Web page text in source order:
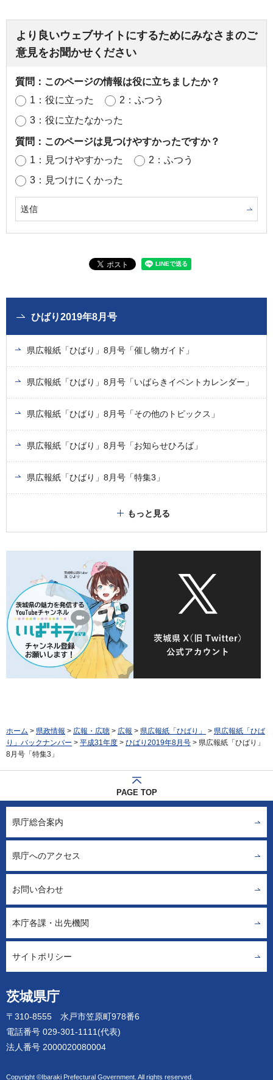
より良いウェブサイトにするためにみなさまのご
意見をお聞かせください
質問：このページの情報は役に立ちましたか？
1：役に立った
2：ふつう
3：役に立たなかった
質問：このページは見つけやすかったですか？
1：見つけやすかった
2：ふつう
3：見つけにくかった
ひばり2019年8月号
県広報紙「ひばり」8月号「催し物ガイド」
県広報紙「ひばり」8月号「いばらきイベントカレンダー」
県広報紙「ひばり」8月号「その他のトピックス」
県広報紙「ひばり」8月号「お知らせひろば」
県広報紙「ひばり」8月号「特集3」
もっと見る
ホーム > 県政情報 > 広報・広聴 > 広報 > 県広報紙「ひばり」 > 県広報紙「ひば
り」バックナンバー > 平成31年度 > ひばり2019年8月号 > 県広報紙「ひばり」
8月号「特集3」
PAGE TOP
茨城県庁
〒310-8555 水戸市笠原町978番6
電話番号 029-301-1111(代表)
法人番号 2000020080004
Copyright ©Ibaraki Prefectural Government. All rights reserved.
県庁総合案内
県庁へのアクセス
お問い合わせ
本庁各課・出先機関
サイトポリシー